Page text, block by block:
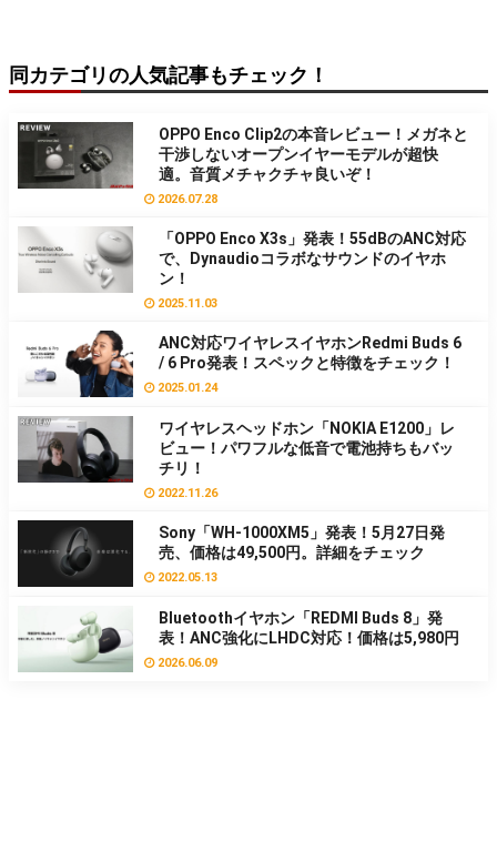
同カテゴリの人気記事もチェック！
OPPO Enco Clip2の本音レビュー！メガネと
干渉しないオープンイヤーモデルが超快
適。音質メチャクチャ良いぞ！
2026.07.28
「OPPO Enco X3s」発表！55dBのANC対応
で、Dynaudioコラボなサウンドのイヤホ
ン！
2025.11.03
ANC対応ワイヤレスイヤホンRedmi Buds 6
/ 6 Pro発表！スペックと特徴をチェック！
2025.01.24
ワイヤレスヘッドホン「NOKIA E1200」レ
ビュー！パワフルな低音で電池持ちもバッ
チリ！
2022.11.26
Sony「WH-1000XM5」発表！5月27日発
売、価格は49,500円。詳細をチェック
2022.05.13
Bluetoothイヤホン「REDMI Buds 8」発
表！ANC強化にLHDC対応！価格は5,980円
2026.06.09